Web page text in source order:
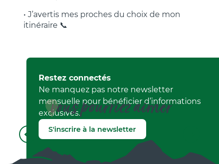
• J’avertis mes proches du choix de mon
itinéraire 📞
vous pourriez aimer
La forêt : richesse du Vercors
Restez connectés
Ne manquez pas notre newsletter
mensuelle pour bénéficier d’informations
exclusives.
S'inscrire à la newsletter